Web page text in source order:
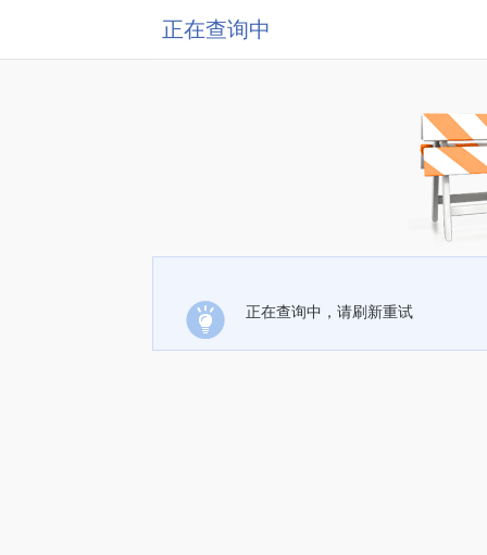
正在查询中
正在查询中，请刷新重试